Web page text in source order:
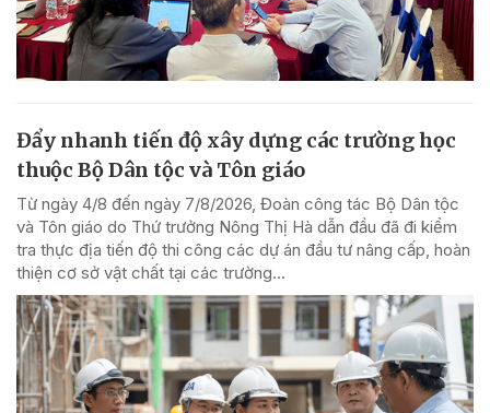
Đẩy nhanh tiến độ xây dựng các trường học
thuộc Bộ Dân tộc và Tôn giáo
Từ ngày 4/8 đến ngày 7/8/2026, Đoàn công tác Bộ Dân tộc
và Tôn giáo do Thứ trưởng Nông Thị Hà dẫn đầu đã đi kiểm
tra thực địa tiến độ thi công các dự án đầu tư nâng cấp, hoàn
thiện cơ sở vật chất tại các trường...